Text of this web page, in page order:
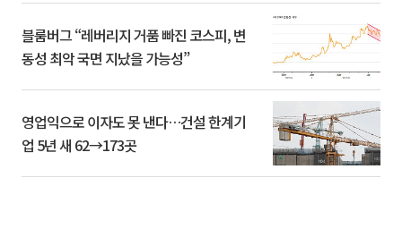
블룸버그 “레버리지 거품 빠진 코스피, 변
동성 최악 국면 지났을 가능성”
영업익으로 이자도 못 낸다…건설 한계기
업 5년 새 62→173곳